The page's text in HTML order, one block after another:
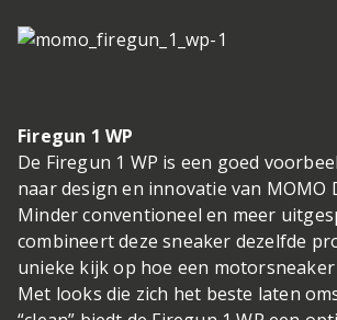
Firegun 1 WP
De Firegun 1 WP is een goed
naar design en innovatie van MOMO
Minder conventioneel en meer
combineert deze sneaker dezelfde
unieke kijk op hoe een
Met looks die zich het beste laten